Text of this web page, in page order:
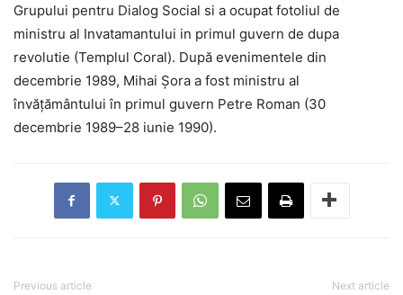
Grupului pentru Dialog Social si a ocupat fotoliul de
ministru al Invatamantului in primul guvern de dupa
revolutie (Templul Coral). După evenimentele din
decembrie 1989, Mihai Șora a fost ministru al
învățământului în primul guvern Petre Roman (30
decembrie 1989–28 iunie 1990).
Previous article Next article